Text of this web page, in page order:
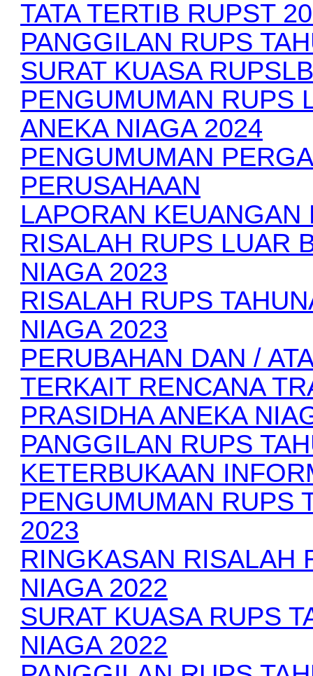
TATA TERTIB RUPST
PANGGILAN RUPS
SURAT KUASA
PENGUMUMAN RUPS
ANEKA NIAGA 2024
PENGUMUMAN
PERUSAHAAN
LAPORAN
RISALAH RUPS LUAR
NIAGA 2023
RISALAH RUPS
NIAGA 2023
PERUBAHAN DAN /
TERKAIT RENCANA
PRASIDHA ANEKA
PANGGILAN RUPS
KETERBUKAAN
PENGUMUMAN RUPS
2023
RINGKASAN RISALAH
NIAGA 2022
SURAT KUASA RUPS
NIAGA 2022